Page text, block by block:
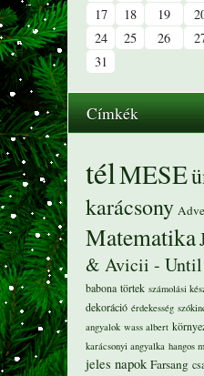
17
18 19
24
25 26
31
Címkék
télMESE
karácsony
Matematika
& Avicii -
babona törtek számolási
dekoráció érdekesség
angyalok wass albert
karácsonyi angyalka hangos
jeles napok Farsang